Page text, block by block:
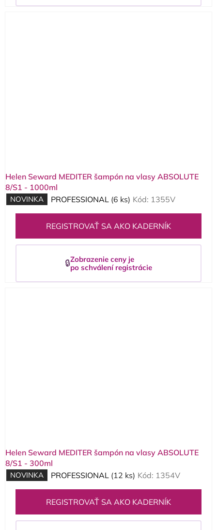
Helen Seward MEDITER šampón na vlasy ABSOLUTE
8/S1 - 1000ml
NOVINKA PROFESSIONAL (6 ks) Kód: 1355V
REGISTROVAŤ SA AKO KADERNÍK
🔒Zobrazenie ceny je
po schválení registrácie
Helen Seward MEDITER šampón na vlasy ABSOLUTE
8/S1 - 300ml
NOVINKA PROFESSIONAL (12 ks) Kód: 1354V
REGISTROVAŤ SA AKO KADERNÍK